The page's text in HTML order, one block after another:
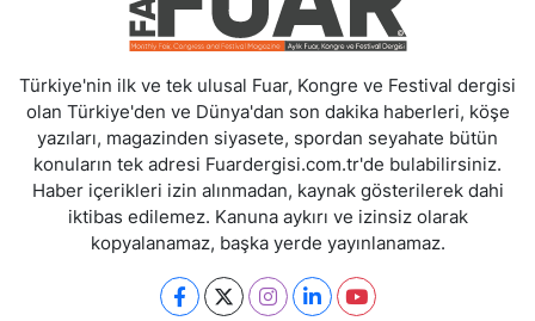
Türkiye'nin ilk ve tek ulusal Fuar, Kongre ve Festival dergisi
olan Türkiye'den ve Dünya'dan son dakika haberleri, köşe
yazıları, magazinden siyasete, spordan seyahate bütün
konuların tek adresi Fuardergisi.com.tr'de bulabilirsiniz.
Haber içerikleri izin alınmadan, kaynak gösterilerek dahi
iktibas edilemez. Kanuna aykırı ve izinsiz olarak
kopyalanamaz, başka yerde yayınlanamaz.